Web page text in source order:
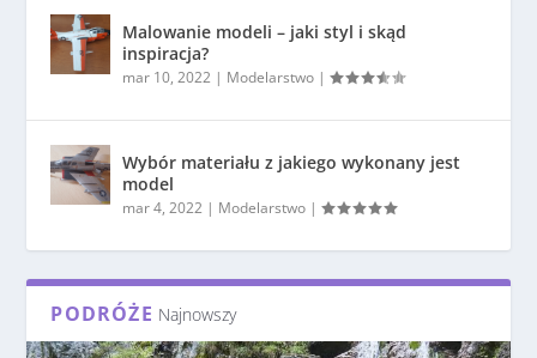
Malowanie modeli – jaki styl i skąd
inspiracja?
mar 10, 2022 | Modelarstwo |
Wybór materiału z jakiego wykonany jest
model
mar 4, 2022 | Modelarstwo |
PODRÓŻE Najnowszy